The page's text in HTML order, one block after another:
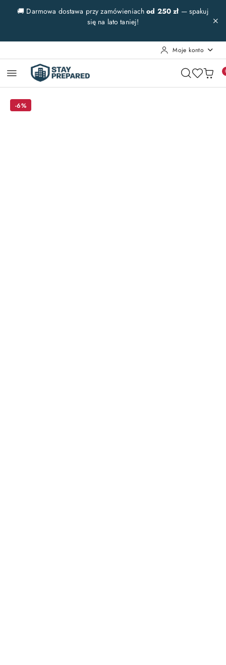
Przejdź do treści głównej
Przejdź do wyszukiwarki
Przejdź do moje konto
Przejdź do menu głównego
Przejdź do opisu produktu
Przejdź do stopki
🚚 Darmowa dostawa przy zamówieniachod 250 zł— spakuj
się na lato taniej!
Moje konto
-6%